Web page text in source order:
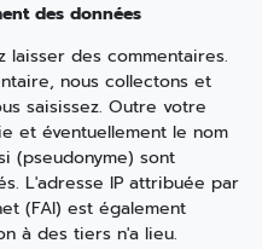
des données
laisser des commentaires.
nous collectons et
saisissez. Outre votre
et éventuellement le nom
(pseudonyme) sont
L'adresse IP attribuée par
(FAI) est également
à des tiers n'a lieu.